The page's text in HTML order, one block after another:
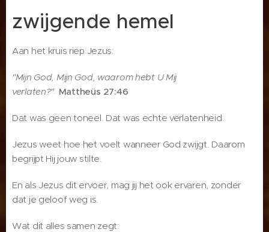
zwijgende hemel
Aan het kruis riep Jezus:
"Mijn God, Mijn God, waarom hebt U Mij
verlaten?" Mattheüs 27:46
Dat was geen toneel. Dat was echte verlatenheid.
Jezus weet hoe het voelt wanneer God zwijgt. Daarom
begrijpt Hij jouw stilte.
En als Jezus dit ervoer, mag jij het ook ervaren, zonder
dat je geloof weg is.
Wat dit alles samen zegt: